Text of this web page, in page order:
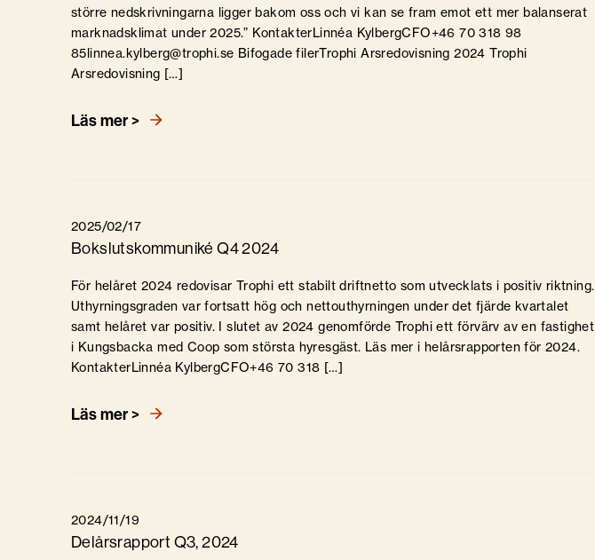
större nedskrivningarna ligger bakom oss och vi kan se fram emot ett mer balanserat
marknadsklimat under 2025.” KontakterLinnéa KylbergCFO+46 70 318 98
85linnea.kylberg@trophi.se Bifogade filerTrophi Arsredovisning 2024 Trophi
Arsredovisning […]
Läs mer >
2025/02/17
Bokslutskommuniké Q4 2024
För helåret 2024 redovisar Trophi ett stabilt driftnetto som utvecklats i positiv riktning.
Uthyrningsgraden var fortsatt hög och nettouthyrningen under det fjärde kvartalet
samt helåret var positiv. I slutet av 2024 genomförde Trophi ett förvärv av en fastighet
i Kungsbacka med Coop som största hyresgäst. Läs mer i helårsrapporten för 2024.
KontakterLinnéa KylbergCFO+46 70 318 […]
Läs mer >
2024/11/19
Delårsrapport Q3, 2024